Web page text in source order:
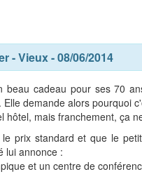
-Vieux- 08/06/2014
beau cadeau pour ses 70
demande alors pourquoi
hôtel, mais franchement, ça
prix standard et que le
lui annonce :
et un centre de